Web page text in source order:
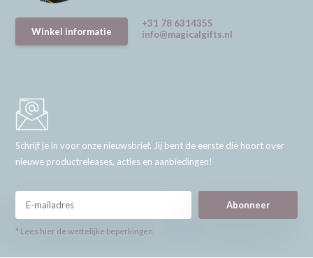
Winkel informatie
+31 78 6314355
info@magicalgifts.nl
Schrijf je in voor onze nieuwsbrief. Jij bent de eerste die hoort over
nieuwe productreleases, acties en aanbiedingen!
Abonneer
* Lees hier de wettelijke beperkingen